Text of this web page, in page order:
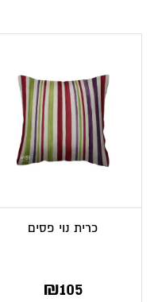
כרית נוי פסים
₪105